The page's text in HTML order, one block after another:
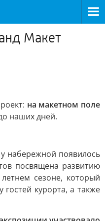
Макет
на макетном поле
наших дней.
набережной появилось
посвящена развитию
сезоне, который
курорта, а также